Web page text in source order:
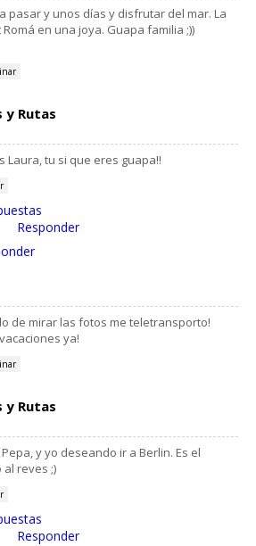
pasar y unos días y disfrutar del mar. La
en una joya. Guapa familia ;))
y Rutas
Laura, tu si que eres guapa!!
Responder
de mirar las fotos me teletransporto!
ya!
y Rutas
y yo deseando ir a Berlin. Es el
al reves ;)
Responder